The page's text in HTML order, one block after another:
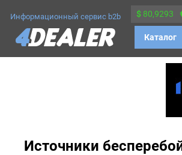
Информационный сервис b2b $ 80,9293
Каталог
Источники